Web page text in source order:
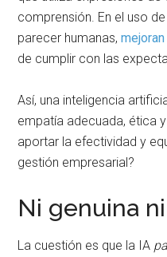
comprensión. En el uso de
parecer humanas,
de cumplir con las
Así, una inteligencia
empatía adecuada, ética
aportar la efectividad y
gestión empresarial?
Ni genuina
La cuestión es que la IA